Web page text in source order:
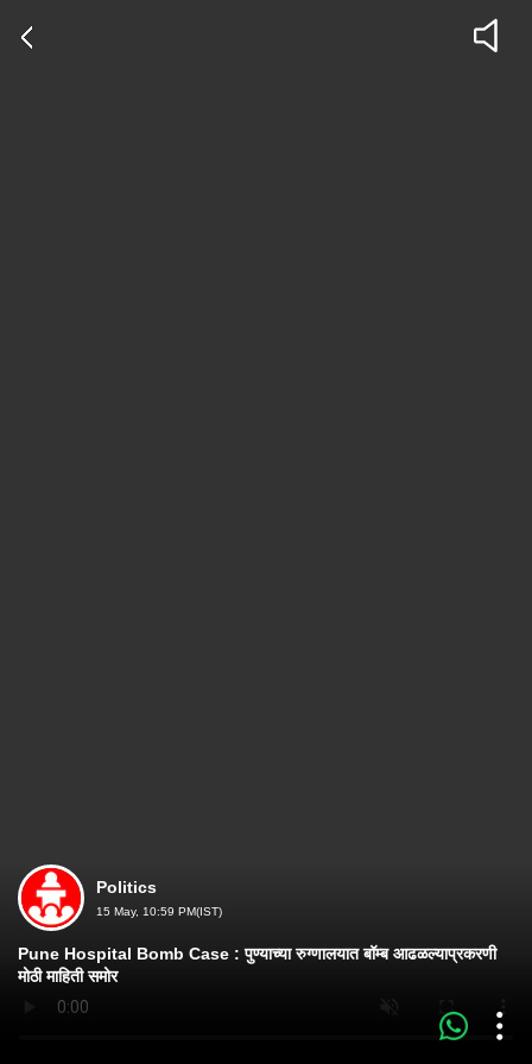
Politics
15 May, 10:59 PM(IST)
Pune Hospital Bomb Case : पुण्याच्या रुग्णालयात बॉम्ब आढळल्याप्रकरणी
मोठी माहिती समोर